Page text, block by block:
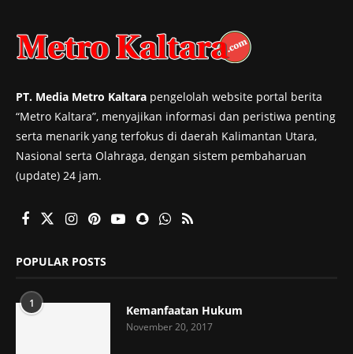
PT. Media Metro Kaltara pengelolah website portal berita
“Metro Kaltara”, menyajikan informasi dan peristiwa penting
serta menarik yang terfokus di daerah Kalimantan Utara,
Nasional serta Olahraga, dengan sistem pembaharuan
(update) 24 jam.
POPULAR POSTS
1 Kemanfaatan Hukum
November 20, 2017